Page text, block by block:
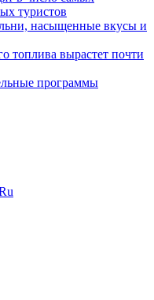
туристов
насыщенные вкусы и
топлива вырастет почти
программы